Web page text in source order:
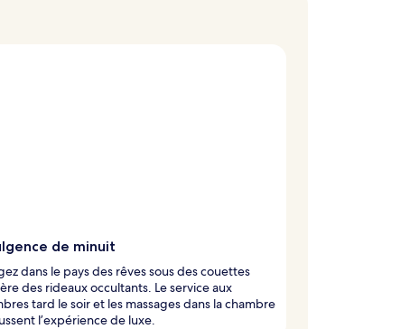
de minuit
dans le pays des rêves sous des couettes
des rideaux occultants. Le service aux
tard le soir et les massages dans la chambre
l’expérience de luxe.